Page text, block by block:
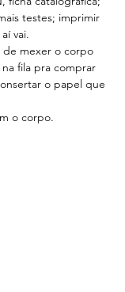
testes; imprimir
vai.
de mexer o corpo
fila pra comprar
o papel que
o corpo.